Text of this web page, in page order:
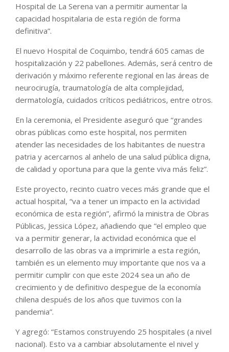
Hospital de La Serena van a permitir aumentar la
capacidad hospitalaria de esta región de forma
definitiva”.
El nuevo Hospital de Coquimbo, tendrá 605 camas de
hospitalización y 22 pabellones. Además, será centro de
derivación y máximo referente regional en las áreas de
neurocirugía, traumatología de alta complejidad,
dermatología, cuidados críticos pediátricos, entre otros.
En la ceremonia, el Presidente aseguró que “grandes
obras públicas como este hospital, nos permiten
atender las necesidades de los habitantes de nuestra
patria y acercarnos al anhelo de una salud pública digna,
de calidad y oportuna para que la gente viva más feliz”.
Este proyecto, recinto cuatro veces más grande que el
actual hospital, “va a tener un impacto en la actividad
económica de esta región”, afirmó la ministra de Obras
Públicas, Jessica López, añadiendo que “el empleo que
va a permitir generar, la actividad económica que el
desarrollo de las obras va a imprimirle a esta región,
también es un elemento muy importante que nos va a
permitir cumplir con que este 2024 sea un año de
crecimiento y de definitivo despegue de la economía
chilena después de los años que tuvimos con la
pandemia”.
Y agregó: “Estamos construyendo 25 hospitales (a nivel
nacional). Esto va a cambiar absolutamente el nivel y